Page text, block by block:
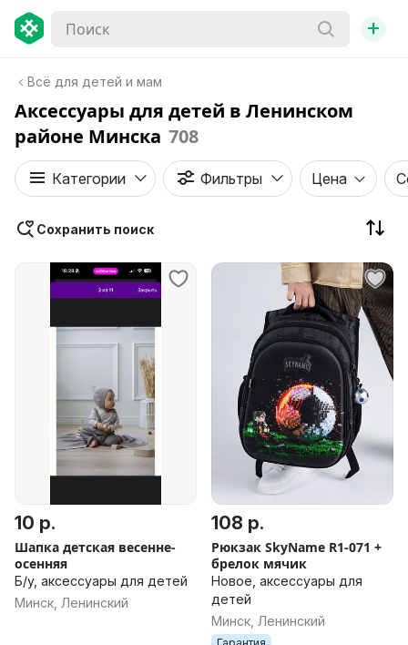
+
Всё для детей и мам
Аксессуары для детей в Ленинском
районе Минска 708
Категории Фильтры Цена
Сохранить поиск
10 р.
Шапка детская весенне-
осенняя
Б/у, аксессуары для детей
Минск, Ленинский
108 р.
Рюкзак SkyName R1-071 +
брелок мячик
Новое, аксессуары для
детей
Минск, Ленинский